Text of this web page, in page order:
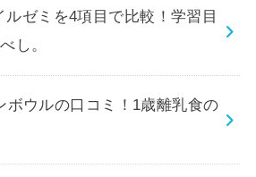
ゼミを4項目で比較！学習目
し。
ボウルの口コミ！1歳離乳食の